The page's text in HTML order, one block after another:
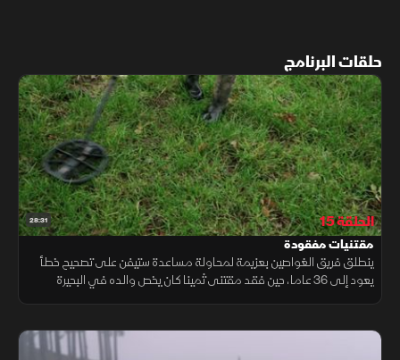
حلقات البرنامج
28:31 الحلقة 15
مقتنيات مفقودة
ينطلق فريق الغواصين بعزيمة لمحاولة مساعدة ستيفن على تصحيح خطأ
يعود إلى 36 عاما، حين فقد مقتنى ثمينا كان يخص والده في البحيرة